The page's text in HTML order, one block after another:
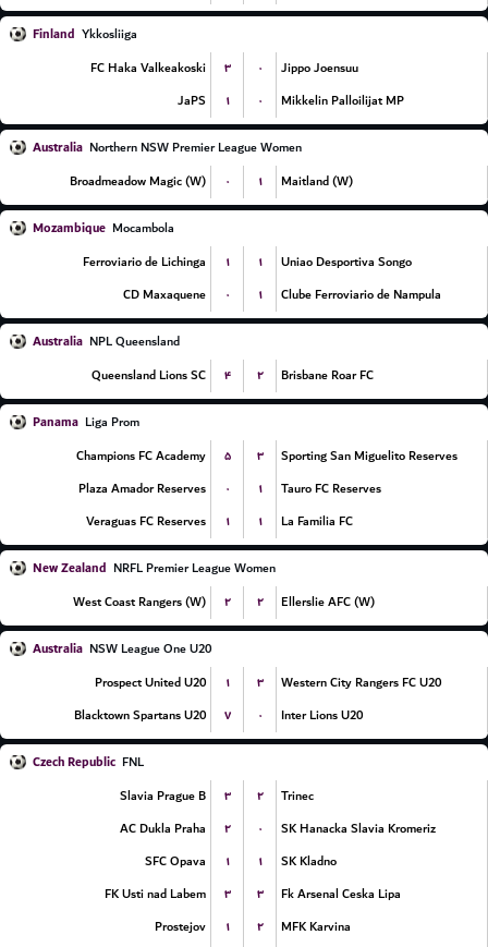
Finland Ykkosliiga
FC Haka Valkeakoski
۳ ۰
Jippo Joensuu
JaPS
۱ ۰ Mikkelin Palloilijat MP
Australia Northern NSW Premier League Women
Broadmeadow Magic (W)
۰ ۱ Maitland (W)
Mozambique Mocambola
Ferroviario de Lichinga
۱ ۱
Uniao Desportiva Songo
CD Maxaquene
۰ ۱ Clube Ferroviario de Nampula
Australia NPL Queensland
Queensland Lions SC
۴ ۲ Brisbane Roar FC
Panama Liga Prom
Champions FC Academy
۵ ۳
Sporting San Miguelito Reserves
Plaza Amador Reserves
۰ ۱
Tauro FC Reserves
Veraguas FC Reserves
۱ ۱ La Familia FC
New Zealand NRFL Premier League Women
West Coast Rangers (W)
۲ ۲ Ellerslie AFC (W)
Australia NSW League One U20
Prospect United U20
۱ ۳
Western City Rangers FC U20
Blacktown Spartans U20
۷ ۰ Inter Lions U20
Czech Republic FNL
Slavia Prague B
۳ ۲
Trinec
AC Dukla Praha
۲ ۰
SK Hanacka Slavia Kromeriz
SFC Opava
۱ ۱
SK Kladno
FK Usti nad Labem
۳ ۳
Fk Arsenal Ceska Lipa
Prostejov
۱ ۲
MFK Karvina